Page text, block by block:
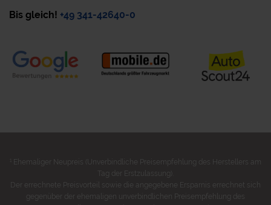
Bis gleich! +49 341-42640-0
Ehemaliger Neupreis (Unverbindliche Preisempfehlung des Herstellers am
Tag der Erstzulassung).
Der errechnete Preisvorteil sowie die angegebene Ersparnis errechnet sich
gegenüber der ehemaligen unverbindlichen Preisempfehlung des